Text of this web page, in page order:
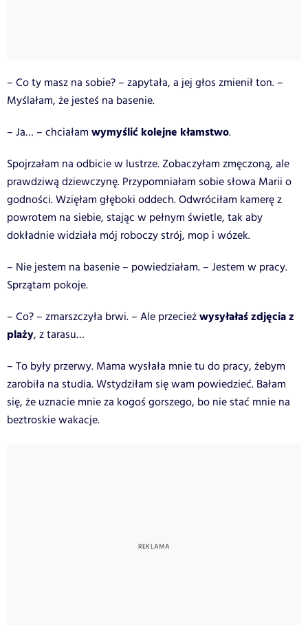
– Co ty masz na sobie? – zapytała, a jej głos zmienił ton. –
Myślałam, że jesteś na basenie.
– Ja… – chciałam wymyślić kolejne kłamstwo.
Spojrzałam na odbicie w lustrze. Zobaczyłam zmęczoną, ale
prawdziwą dziewczynę. Przypomniałam sobie słowa Marii o
godności. Wzięłam głęboki oddech. Odwróciłam kamerę z
powrotem na siebie, stając w pełnym świetle, tak aby
dokładnie widziała mój roboczy strój, mop i wózek.
– Nie jestem na basenie – powiedziałam. – Jestem w pracy.
Sprzątam pokoje.
– Co? – zmarszczyła brwi. – Ale przecieżwysyłałaś zdjęcia z
plaży, z tarasu…
– To były przerwy. Mama wysłała mnie tu do pracy, żebym
zarobiła na studia. Wstydziłam się wam powiedzieć. Bałam
się, że uznacie mnie za kogoś gorszego, bo nie stać mnie na
beztroskie wakacje.